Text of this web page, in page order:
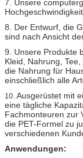
7. Unsere
8. Der Entwurf, die
sind nach Ansicht
9. Unsere Produkte
Kleid, Nahrung,
die Nahrung für
einschließlich alle
10. Ausgerüstet mit
eine tägliche
Fachmonteuren zur
die PET-Formel zu
verschiedenen
Anwendungen: